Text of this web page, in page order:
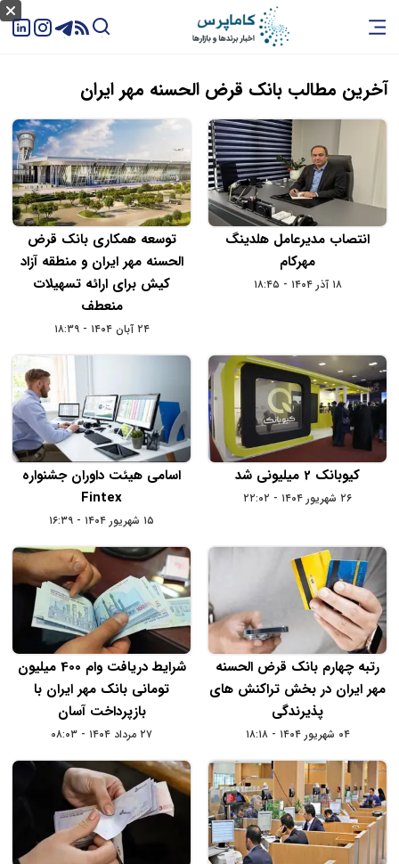
آخرین مطالب بانک قرض الحسنه مهر ایران
انتصاب مدیرعامل هلدینگ
مهرکام
۱۸ آذر ۱۴۰۴ - ۱۸:۴۵
توسعه همکاری بانک قرض‌
الحسنه مهر ایران و منطقه آزاد
کیش برای ارائه تسهیلات
منعطف
۲۴ آبان ۱۴۰۴ - ۱۸:۳۹
کیوبانک 2 میلیونی شد
۲۶ شهریور ۱۴۰۴ - ۲۲:۰۲
اسامی هیئت داوران جشنواره
Fintex
۱۵ شهریور ۱۴۰۴ - ۱۶:۳۹
رتبه چهارم بانک قرض‌ الحسنه
مهر ایران در بخش تراکنش‌ های
پذیرندگی
۰۴ شهریور ۱۴۰۴ - ۱۸:۱۸
شرایط دریافت وام 400 میلیون
تومانی بانک مهر ایران با
بازپرداخت آسان
۲۷ مرداد ۱۴۰۴ - ۰۸:۰۳